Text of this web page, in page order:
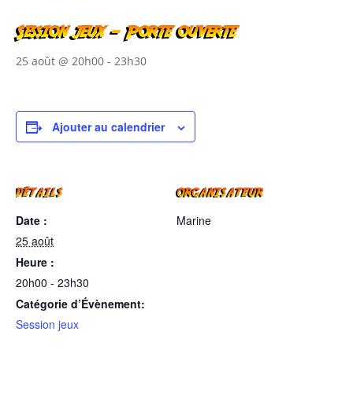
Session jeux – Porte ouverte
25 août @ 20h00 - 23h30
Ajouter au calendrier
DÉTAILS
Date :
25 août
Heure :
20h00 - 23h30
Catégorie d’Évènement:
Session jeux
ORGANISATEUR
Marine